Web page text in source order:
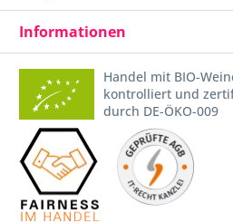
Informationen
Handel mit BIO-
kontrolliert und
durch DE-ÖKO-009